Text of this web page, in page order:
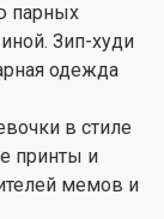
парных
Зип-худи
одежда
в стиле
принты и
мемов и